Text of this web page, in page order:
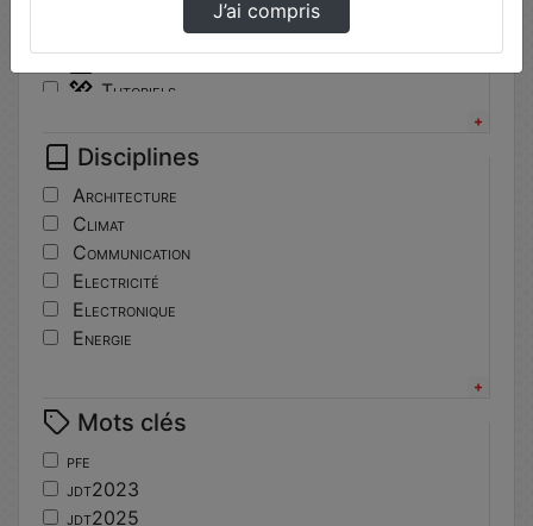
Travaux pratiques
Tutoriels
Disciplines
Architecture
Climat
Communication
Electricité
Electronique
Energie
Langues
Matériaux
Mécanique
Mécatronique
Mots clés
pfe
jdt2023
jdt2025
J’ai compris